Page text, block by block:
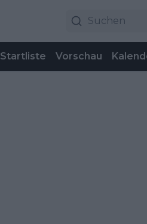
Startliste Vorschau